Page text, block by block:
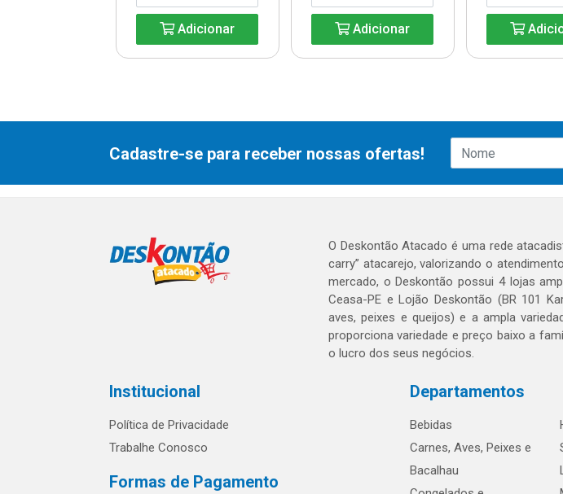
Adicionar Adicionar
Cadastre-se para receber nossas ofertas!
O Deskontão Atacado é uma rede
carry” atacarejo, valorizando o
mercado, o Deskontão possui 4 lojas
Ceasa-PE e Lojão Deskontão (BR 101
aves, peixes e queijos) e a ampla
proporciona variedade e preço baixo a
o lucro dos seus negócios.
Institucional
Política de Privacidade
Trabalhe Conosco
Formas de Pagamento
Departamentos
Bebidas
Carnes, Aves, Peixes e
Bacalhau